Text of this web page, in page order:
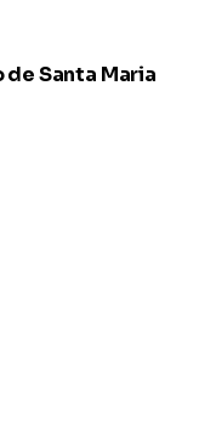
de Santa Maria